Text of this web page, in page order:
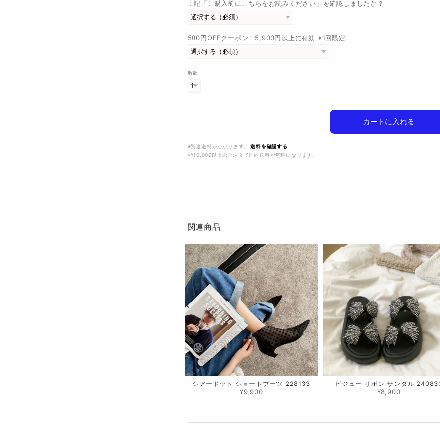
上記「ご購入前にこちらをお読みください」を確認しましたか？
500円OFFクーポン！5,900円以上に有効 ※1回限定
数量
カートに入れる
※別途送料がかかります。
送料を確認する
※¥10,000以上のご注文で国内送料が無料になります。
関連商品
シアードット ショートブーツ 228133
¥9,900
ビジュー リボン サンダル
¥8,900